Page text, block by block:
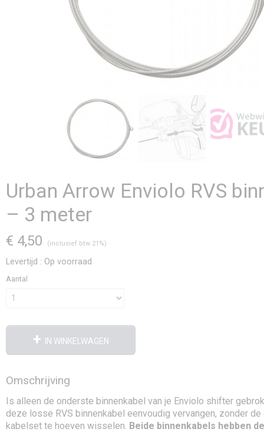
Urban Arrow Enviolo RVS
– 3 meter
€ 4,50 (inclusief btw 21%)
Levertijd : Op voorraad
Aantal
IN WINKELWAGEN
Omschrijving
Is alleen de onderste binnenkabel van je Enviolo shifter
deze losse RVS binnenkabel eenvoudig vervangen, zonder
kabelset te hoeven wisselen. Beide binnenkabels hebben